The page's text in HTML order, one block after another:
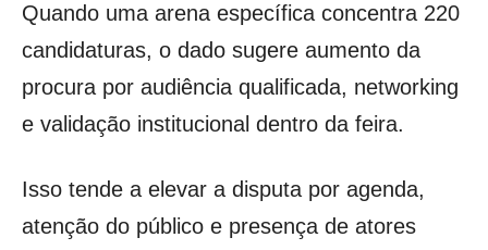
Quando uma arena específica concentra 220
candidaturas, o dado sugere aumento da
procura por audiência qualificada, networking
e validação institucional dentro da feira.
Isso tende a elevar a disputa por agenda,
atenção do público e presença de atores